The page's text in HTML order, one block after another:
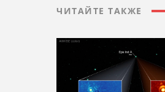
ЧИТАЙТЕ ТАКЖЕ